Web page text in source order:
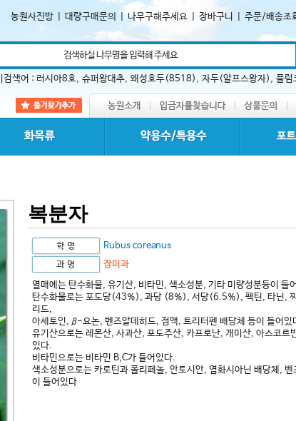
농원사진방 대량구매문의 나무구해주세요 장바구니 주문/배송조
검색어 : 러시아8호, 슈퍼왕대추, 왜성호두(8518) , 자두(알프스왕자) , 플럼
복분자
Rubus coreanus
장미과
열매에는 탄수화물, 유기산, 비타민, 색소성분, 기타 미량성분등이 들
탄수화물로는 포도당(43%), 과당 (8%), 서당(6.5%), 펙틴, 타닌,
리드,
아세토인, β-요논, 벤즈알데히드, 점액, 트리터펜 배당체 등이 들어있
유기산으로는 레몬산, 사과산, 포도주산, 카프로난, 개미산, 아스코르
있다.
비타민으로는 비타민 B,C가 들어있다.
색소성분으로는 카로틴과 폴리페놀, 안토시안, 염화시아닌 배당체, 벤
이 들어있다